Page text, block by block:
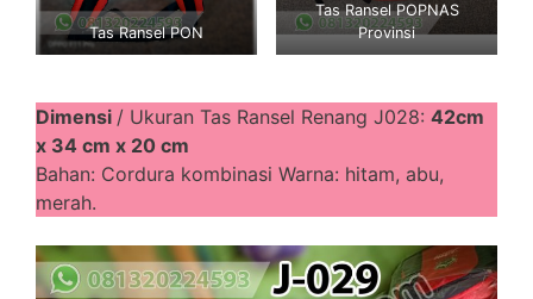
Tas Ransel PON
Tas Ransel POPNAS
Provinsi
Dimensi / Ukuran Tas Ransel Renang J028: 42cm
x 34 cm x 20 cm
Bahan: Cordura kombinasi Warna: hitam, abu,
merah.